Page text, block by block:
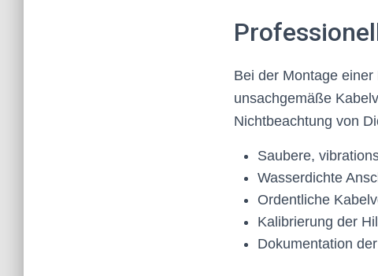
Bei der Montage
unsachgemäße
Nichtbeachtung von
Saubere,
Wasserdichte
Ordentliche
Kalibrierung der
Dokumentation